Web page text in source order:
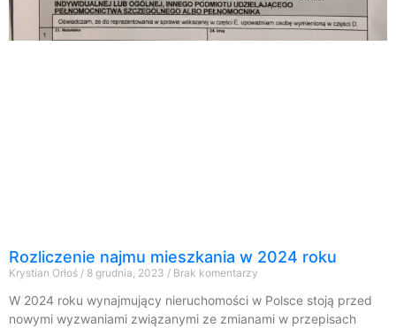
Rozliczenie najmu mieszkania w 2024 roku
Krystian Orłoś 8 grudnia, 2023 Brak komentarzy
W 2024 roku wynajmujący nieruchomości w Polsce stoją przed
nowymi wyzwaniami związanymi ze zmianami w przepisach